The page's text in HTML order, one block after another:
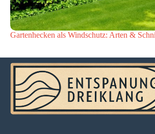
Gartenhecken als Windschutz: Arten &